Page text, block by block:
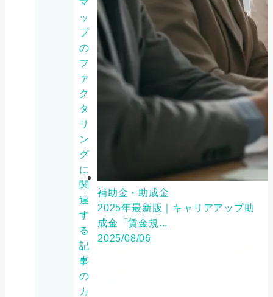
マ
ッ
プ
の
フ
ァ
ク
タ
リ
ン
グ
に
関
連
す
る
記
事
の
カ
補助金・助成金
2025年最新版｜キャリアアップ助
成金「賃金規...
2025/08/06